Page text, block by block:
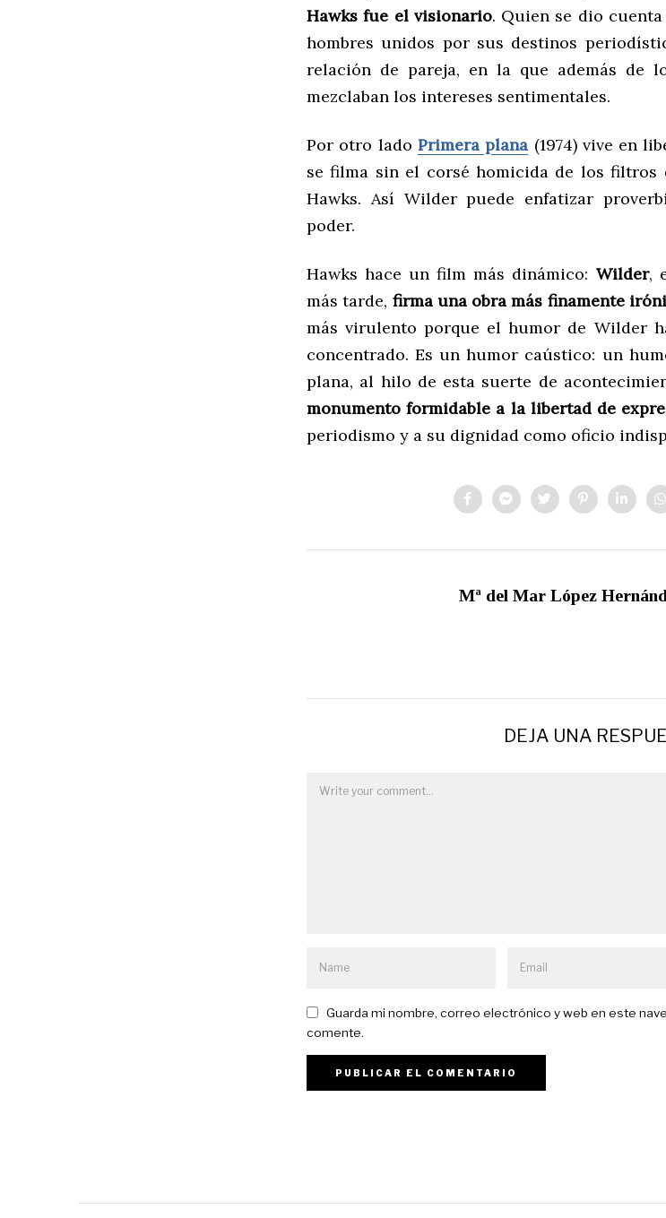
Hawks fue el visionario. Quien se dio
hombres unidos por sus destinos
relación de pareja, en la que además de
mezclaban los intereses sentimentales.
Por otro lado Primera plana (1974) vive en
se filma sin el corsé homicida de los filtros
Hawks. Así Wilder puede enfatizar
poder.
Hawks hace un film más dinámico: Wilder,
más tarde, firma una obra más finamente
más virulento porque el humor de Wilder
concentrado. Es un humor caústico: un
plana, al hilo de esta suerte de
monumento formidable a la libertad de
periodismo y a su dignidad como oficio
Mª del Mar López
DEJA UNA
Guarda mi nombre, correo electrónico y web en este
comente.